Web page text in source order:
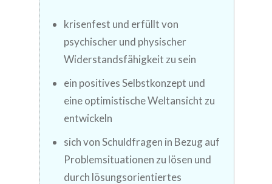
krisenfest und erfüllt von
psychischer und physischer
Widerstandsfähigkeit zu sein
ein positives Selbstkonzept und
eine optimistische Weltansicht zu
entwickeln
sich von Schuldfragen in Bezug auf
Problemsituationen zu lösen und
durch lösungsorientiertes